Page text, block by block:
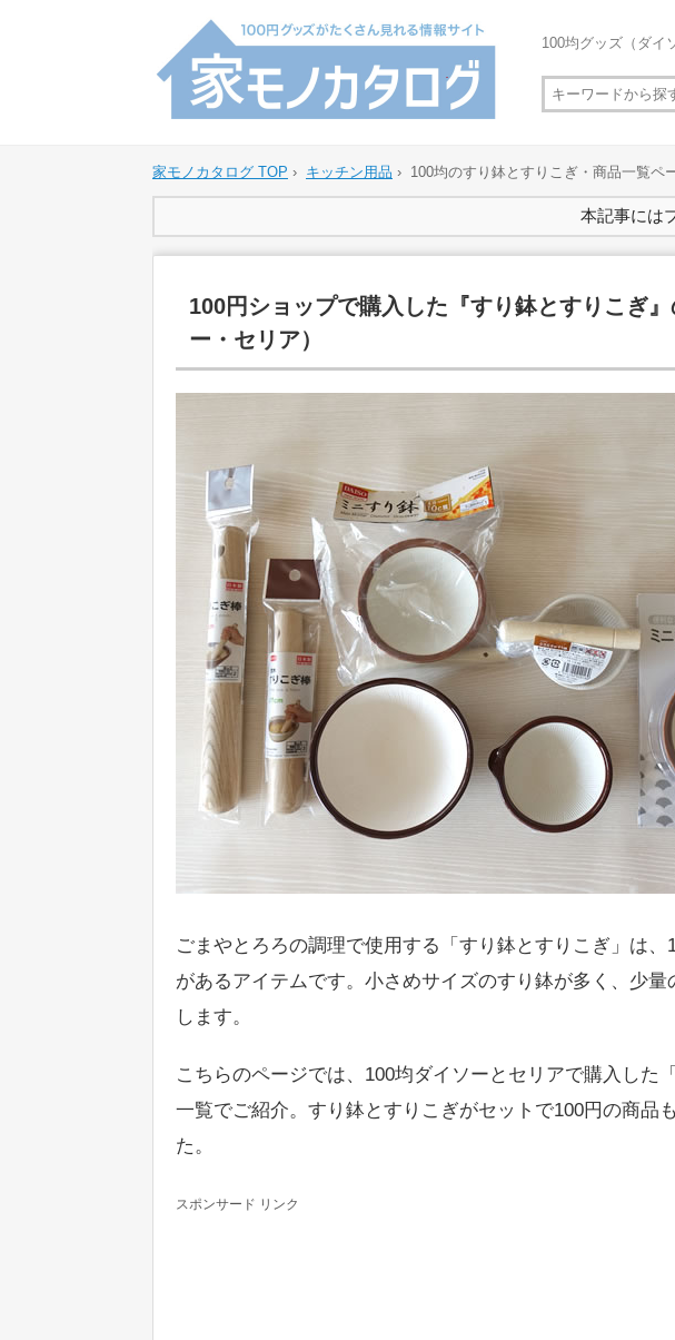
100均グッズ（ダイ
家モノカタログ TOP › キッチン用品 › 100均のすり鉢とすりこぎ・商品一覧ペ
本記事には
100円ショップで購入した『すり鉢とすりこぎ
ー・セリア）
ごまやとろろの調理で使用する「すり鉢とすりこぎ」は
があるアイテムです。小さめサイズのすり鉢が多く、少
します。
こちらのページでは、100均ダイソーとセリアで購入した
一覧でご紹介。すり鉢とすりこぎがセットで100円の商品
た。
スポンサード リンク